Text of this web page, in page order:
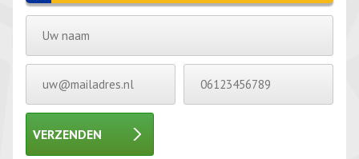
VERZENDEN